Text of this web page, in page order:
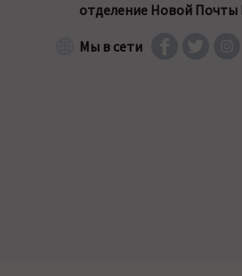
отделение Новой
Мы в сети